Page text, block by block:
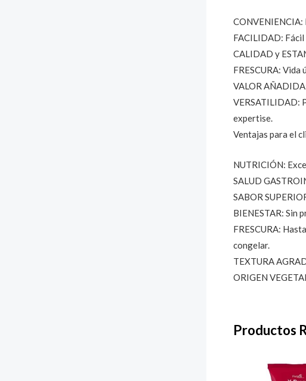
CONVENIENCIA:
FACILIDAD: Fácil
CALIDAD y
FRESCURA:
VALOR
VERSATILIDAD:
expertise.
Ventajas para el
NUTRICIÓN:
SALUD
SABOR
BIENESTAR: Sin
FRESCURA:
congelar.
TEXTURA
ORIGEN
Productos